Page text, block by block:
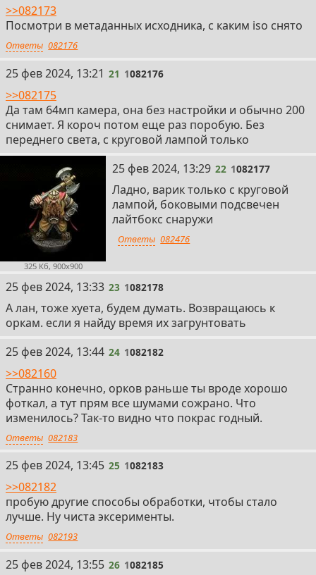
>>082173
Посмотри в метаданных исходника, с каким iso снято
Ответы 082176
21
25 фев 2024, 13:21 21 1082176
>>082175
Да там 64мп камера, она без настройки и обычно 200
снимает. Я короч потом еще раз поробую. Без
переднего света, с круговой лампой только
325 Кб, 900x900
22
25 фев 2024, 13:29 22 1082177
Ладно, варик только с круговой
лампой, боковыми подсвечен
лайтбокс снаружи
Ответы 082476
23
25 фев 2024, 13:33 23 1082178
А лан, тоже хуета, будем думать. Возвращаюсь к
оркам. если я найду время их загрунтовать
24
25 фев 2024, 13:44 24 1082182
>>082160
Странно конечно, орков раньше ты вроде хорошо
фоткал, а тут прям все шумами сожрано. Что
изменилось? Так-то видно что покрас годный.
Ответы 082183
25
25 фев 2024, 13:45 25 1082183
>>082182
пробую другие способы обработки, чтобы стало
лучше. Ну чиста эксерименты.
Ответы 082193
26
25 фев 2024, 13:55 26 1082185